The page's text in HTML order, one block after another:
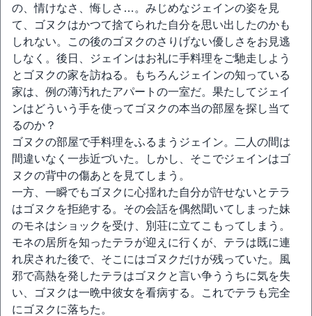
の、情けなさ、悔しさ…。みじめなジェインの姿を見
て、ゴヌクはかつて捨てられた自分を思い出したのかも
しれない。この後のゴヌクのさりげない優しさをお見逃
しなく。後日、ジェインはお礼に手料理をご馳走しよう
とゴヌクの家を訪ねる。もちろんジェインの知っている
家は、例の薄汚れたアパートの一室だ。果たしてジェイ
ンはどういう手を使ってゴヌクの本当の部屋を探し当て
るのか？
ゴヌクの部屋で手料理をふるまうジェイン。二人の間は
間違いなく一歩近づいた。しかし、そこでジェインはゴ
ヌクの背中の傷あとを見てしまう。
一方、一瞬でもゴヌクに心揺れた自分が許せないとテラ
はゴヌクを拒絶する。その会話を偶然聞いてしまった妹
のモネはショックを受け、別荘に立てこもってしまう。
モネの居所を知ったテラが迎えに行くが、テラは既に連
れ戻された後で、そこにはゴヌクだけが残っていた。風
邪で高熱を発したテラはゴヌクと言い争ううちに気を失
い、ゴヌクは一晩中彼女を看病する。これでテラも完全
にゴヌクに落ちた。